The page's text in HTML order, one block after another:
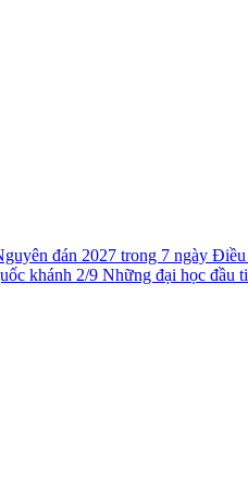
đán 2027 trong 7 ngày Điều
khánh 2/9 Những đại học đầu